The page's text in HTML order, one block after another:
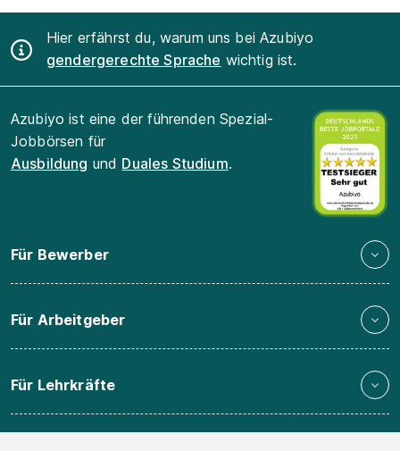
Hier erfährst du, warum uns bei Azubiyo
gendergerechte Sprache wichtig ist.
Azubiyo ist eine der führenden Spezial-
Jobbörsen für
Ausbildung und Duales Studium.
Für Bewerber
Für Arbeitgeber
Für Lehrkräfte